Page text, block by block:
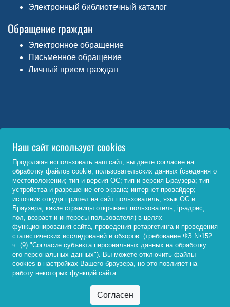
Электронный библиотечный каталог
Обращение граждан
Электронное обращение
Письменное обращение
Личный прием граждан
Министерство науки и высшего образования РФ
http://www.minobrnauki.gov.ru/
Министерство просвещения РФ
https://edu.gov.ru/
Федеральный портал «Российское образование»
http://www.edu.ru/
© 2026, ФГБОУ ВО «Байкальский государственный
университет»
Наш сайт использует cookies
Продолжая использовать наш сайт, вы даете согласие на
обработку файлов cookie, пользовательских данных (сведения о
местоположении; тип и версия ОС; тип и версия Браузера; тип
устройства и разрешение его экрана; интернет-провайдер;
источник откуда пришел на сайт пользователь; язык ОС и
Браузера; какие страницы открывает пользователь; ip-адрес;
пол, возраст и интересы пользователя) в целях
функционирования сайта, проведения ретаргетинга и проведения
статистических исследований и обзоров. (требование ФЗ №152
ч. (9) "Согласие субъекта персональных данных на обработку
его персональных данных"). Вы можете отключить файлы
cookies в настройках Вашего браузера, но это повлияет на
работу некоторых функций сайта.